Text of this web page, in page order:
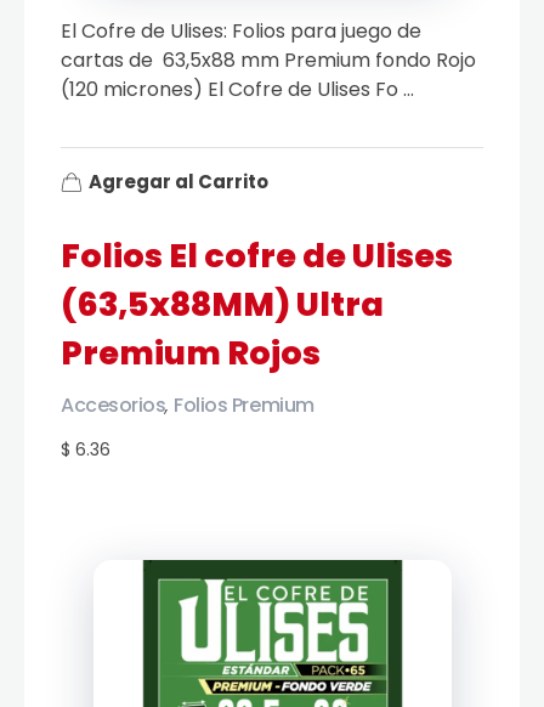
Folios El cofre de Ulises
(63,5x88MM) Ultra
Premium Rojos
$ 6.36
Accesorios, Folios Premium
El Cofre de Ulises: Folios para juego de
cartas de 63,5x88 mm Premium fondo Rojo
(120 micrones) El Cofre de Ulises Fo ...
Agregar al Carrito